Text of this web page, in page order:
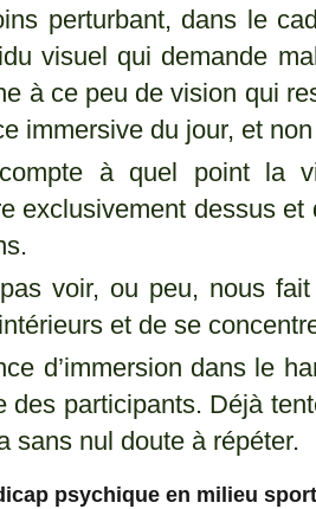
perturbant, dans le
visuel qui demande
à ce peu de vision qui
immersive du jour, et
à quel point la
exclusivement dessus
voir, ou peu, nous
et de se
d’immersion dans le
des participants. Déjà
sans nul doute à répéter.
psychique en milieu